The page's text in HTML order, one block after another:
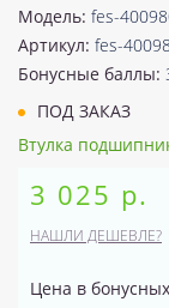
Модель: fes-
Артикул: fes-
Бонусные баллы:
ПОД ЗАКАЗ
Втулка
3 025 р.
НАШЛИ ДЕШЕВЛЕ?
Цена в